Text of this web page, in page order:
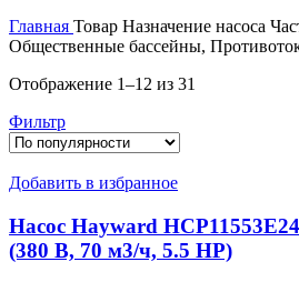
Главная Товар Назначение насоса
Общественные бассейны,
Отображение 1–12 из 31
Фильтр
Добавить в избранное
Насос Hayward
(380 В, 70 м3/ч, 5.5 HP)